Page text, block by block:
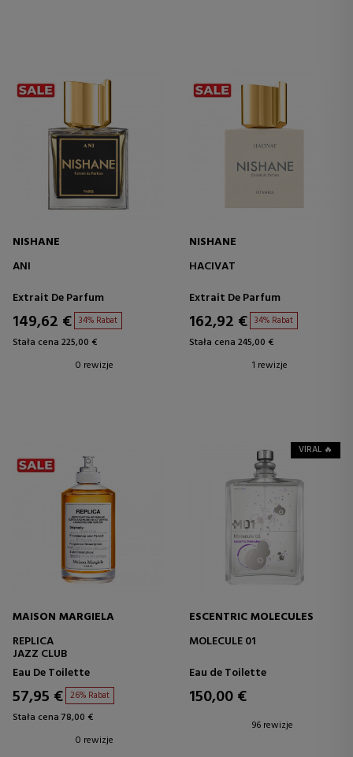
NISHANE
ANI
Extrait De Parfum
149,62 € 34% Rabat
Stała cena 225,00 €
0 rewizje
NISHANE
HACIVAT
Extrait De Parfum
162,92 € 34% Rabat
Stała cena 245,00 €
1 rewizje
MAISON MARGIELA
REPLICA
JAZZ CLUB
Eau De Toilette
57,95 € 26% Rabat
Stała cena 78,00 €
0 rewizje
VIRAL 🔥
ESCENTRIC MOLECULES
MOLECULE 01
Eau de Toilette
150,00 €
96 rewizje